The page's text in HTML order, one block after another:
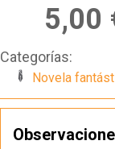
5,00
Categorías:
Novela